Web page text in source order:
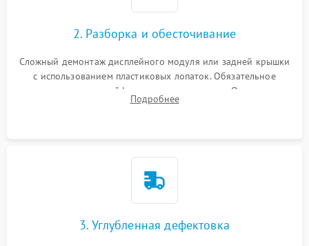
Повреждение внутренних проводов
Механические повреждения
Поломка батареи (если
Неисправность тачпада
1500 ₽ Подробнее →
1000 ₽
2. Разборка и обесточивание
Сложный демонтаж дисплейного модуля или задней крышки
с использованием пластиковых лопаток. Обязательное
отключение шлейфов матрицы и питания. Очистка
массивной системы охлаждения от скопившейся пыли.
Подробнее
3. Углубленная дефектовка